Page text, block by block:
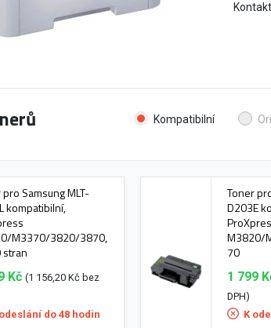
Kompatibilní
Samsung MLT-
kompatibilní,
M3370/3820/3870,
stran
Kč (1 156,20 Kč bez
do 48 hodin
Toner
D203E
M3820/
70
1 799
DPH)
K